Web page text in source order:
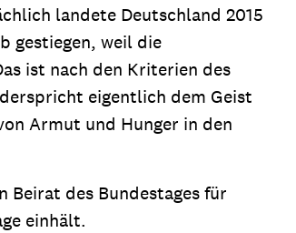
landete Deutschland 2015
gestiegen, weil die
ist nach den Kriterien des
eigentlich dem Geist
Armut und Hunger in den
des Bundestages für
einhält.